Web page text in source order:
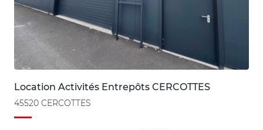
Location Activités Entrepôts CERCOTTES
45520 CERCOTTES